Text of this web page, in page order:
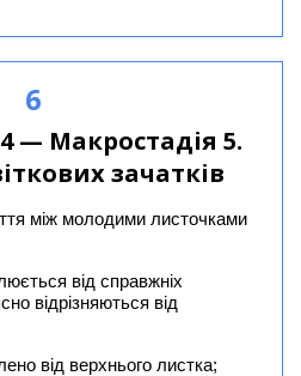
6
— Макростадія 5.
зачатків
між молодими листочками
від справжніх
відрізняються від
від верхнього листка;